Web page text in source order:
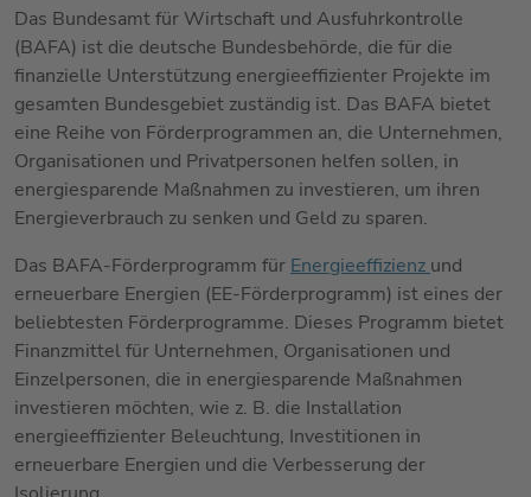
Das Bundesamt für Wirtschaft und Ausfuhrkontrolle
(BAFA) ist die deutsche Bundesbehörde, die für die
finanzielle Unterstützung energieeffizienter Projekte im
gesamten Bundesgebiet zuständig ist. Das BAFA bietet
eine Reihe von Förderprogrammen an, die Unternehmen,
Organisationen und Privatpersonen helfen sollen, in
energiesparende Maßnahmen zu investieren, um ihren
Energieverbrauch zu senken und Geld zu sparen.
Das BAFA-Förderprogramm für Energieeffizienz und
erneuerbare Energien (EE-Förderprogramm) ist eines der
beliebtesten Förderprogramme. Dieses Programm bietet
Finanzmittel für Unternehmen, Organisationen und
Einzelpersonen, die in energiesparende Maßnahmen
investieren möchten, wie z. B. die Installation
energieeffizienter Beleuchtung, Investitionen in
erneuerbare Energien und die Verbesserung der